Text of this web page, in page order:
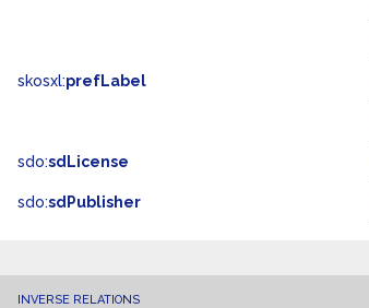
skosxl:prefLabel
sdo:sdLicense
sdo:sdPublisher
INVERSE RELATIONS